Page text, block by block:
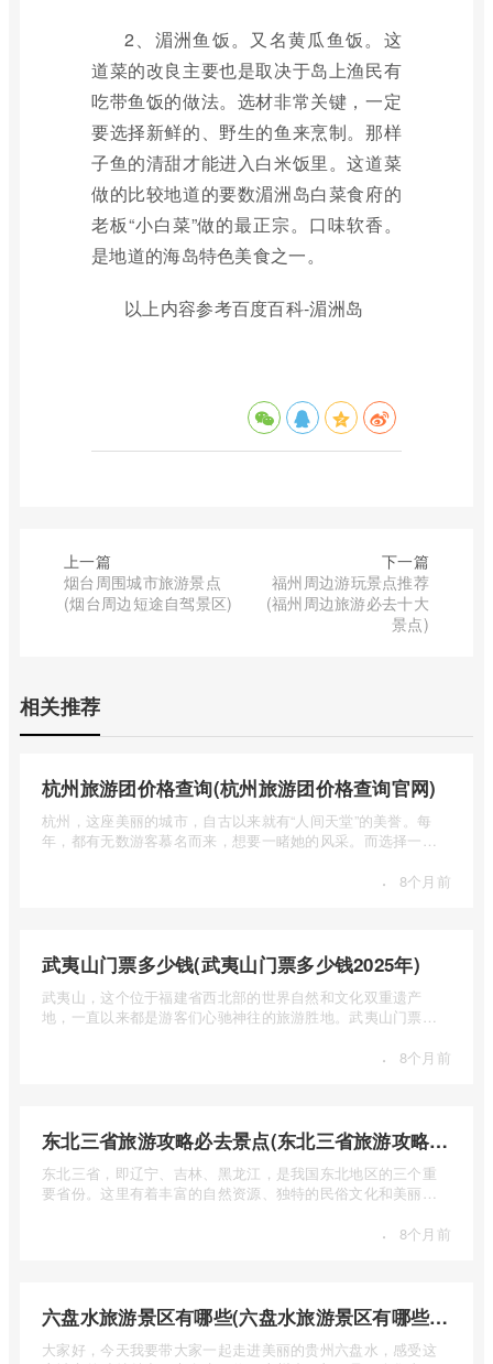
2、湄洲鱼饭。又名黄瓜鱼饭。这
道菜的改良主要也是取决于岛上渔民有
吃带鱼饭的做法。选材非常关键，一定
要选择新鲜的、野生的鱼来烹制。那样
子鱼的清甜才能进入白米饭里。这道菜
做的比较地道的要数湄洲岛白菜食府的
老板“小白菜”做的最正宗。口味软香。
是地道的海岛特色美食之一。
以上内容参考百度百科-湄洲岛
上一篇
烟台周围城市旅游景点
(烟台周边短途自驾景区)
下一篇
福州周边游玩景点推荐
(福州周边旅游必去十大
景点)
相关推荐
杭州旅游团价格查询(杭州旅游团价格查询官网)
杭州，这座美丽的城市，自古以来就有“人间天堂”的美誉。每
年，都有无数游客慕名而来，想要一睹她的风采。而选择一个
· 8个月前
武夷山门票多少钱(武夷山门票多少钱2025年)
武夷山，这个位于福建省西北部的世界自然和文化双重遗产
地，一直以来都是游客们心驰神往的旅游胜地。武夷山门票多
· 8个月前
东北三省旅游攻略必去景点(东北三省旅游攻略必去景点视频介绍)
东北三省，即辽宁、吉林、黑龙江，是我国东北地区的三个重
要省份。这里有着丰富的自然资源、独特的民俗文化和美丽的
· 8个月前
六盘水旅游景区有哪些(六盘水旅游景区有哪些景点值得去)
大家好，今天我要带大家一起走进美丽的贵州六盘水，感受这